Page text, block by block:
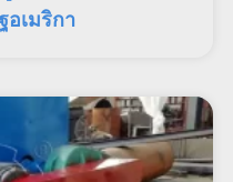
อเมริกา